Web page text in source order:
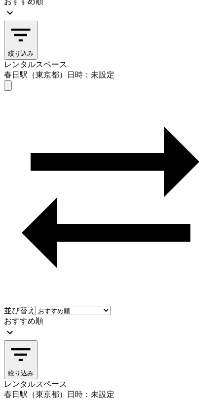
絞り込み
レンタルスペース
春日駅（東京都）
日時：未設定
並び替え
おすすめ順
絞り込み
レンタルスペース
春日駅（東京都）
日時：未設定